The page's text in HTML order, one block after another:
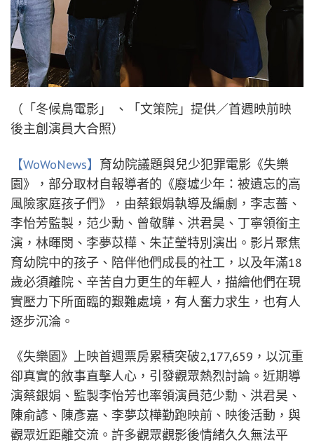
（「冬候鳥電影」 、「文策院」提供／首週映前映
後主創演員大合照）
【WoWoNews】 育幼院議題與兒少犯罪電影《失樂
園》，部分取材自報導者的《廢墟少年：被遺忘的高
風險家庭孩子們》，由蔡銀娟執導及編劇，李志薔、
李怡芳監製，范少勳、曾敬驊、洪君昊、丁寧領銜主
演，林暉閔、李夢苡樺、朱芷瑩特別演出。影片聚焦
育幼院中的孩子、陪伴他們成長的社工，以及年滿18
歲必須離院、辛苦自力更生的年輕人，描繪他們在現
實壓力下所面臨的艱難處境，有人奮力求生，也有人
逐步沉淪。
《失樂園》上映首週票房累積突破2,177,659，以沉重
卻真實的敘事直擊人心，引發觀眾熱烈討論。近期導
演蔡銀娟、監製李怡芳也率領演員范少勳、洪君昊、
陳俞諺、陳彥嘉、李夢苡樺勤跑映前、映後活動，與
觀眾近距離交流。許多觀眾觀影後情緒久久無法平